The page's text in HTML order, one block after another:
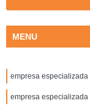
MENU
empresa
empresa